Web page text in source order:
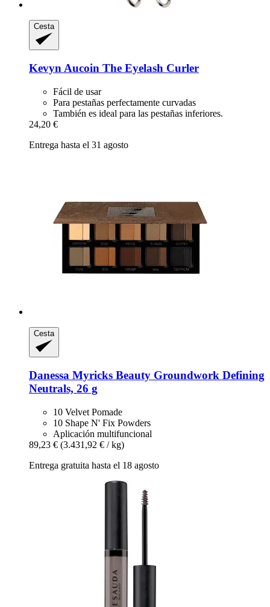
Cesta
Kevyn Aucoin The Eyelash Curler
Fácil de usar
Para pestañas perfectamente curvadas
También es ideal para las pestañas inferiores.
24,20 €
Entrega hasta el 31 agosto
Cesta
Danessa Myricks Beauty Groundwork Defining
Neutrals, 26 g
10 Velvet Pomade
10 Shape N' Fix Powders
Aplicación multifuncional
89,23 € (3.431,92 € / kg)
Entrega gratuita hasta el 18 agosto